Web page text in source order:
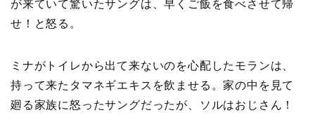
が来ていて驚いたサングは、早くご飯を食べさせて帰
せ！と怒る。
ミナがトイレから出て来ないのを心配したモランは、
持って来たタマネギエキスを飲ませる。家の中を見て
廻る家族に怒ったサングだったが、ソルはおじさん！